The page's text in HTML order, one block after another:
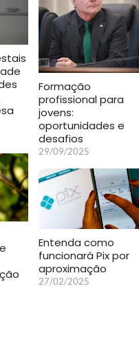
Formação
profissional para
jovens:
oportunidades e
desafios
29/09/2025
Entenda como
funcionará Pix por
aproximação
27/02/2025